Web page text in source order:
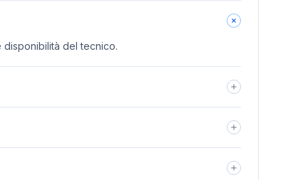
disponibilità del tecnico.